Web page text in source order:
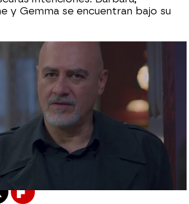
y Gemma se encuentran bajo su
de marzo de 2022, 19:19
Flipboard